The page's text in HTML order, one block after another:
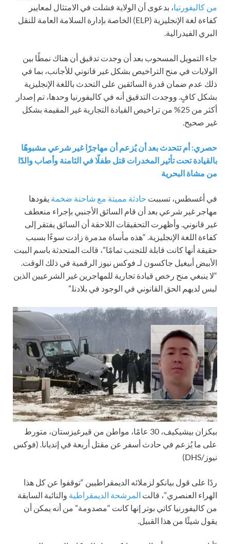
من كاليفورنيا، بدعوى أن الولاية فشلت في الامتثال لمعايير
كفاءة لغة الإنجليزية (ELP) الخاصة بإدارة السلامة العامة للنقل
البري الفيدرالية.
جاء التمويل المسحوب بعد أن وجدت تدقيق أن هناك نمطًا بين
الولايات في منح التراخيص بشكل غير قانوني للأجانب، بما في
ذلك عدم ضمان قدرة السائقين على التحدث باللغة الإنجليزية
بشكل كافٍ. ووجدت التدقيق أنه في كاليفورنيا وحدها، تم إصدار
أكثر من 25% من تراخيص القيادة التجارية غير المقيمة بشكل
غير صحيح.
حصري: أم تتحدث بعد أن يُزعم أن مهاجرًا غير شرعي مشبوهًا
بالقيادة تحت تأثير المخدرات قتل طفلًا في الثامنة وأصاب والدًا
من مشاة البحرية
في أغسطس، تسببت حادثة مميتة مع شاحنة ضخمة يقودها
مهاجر غير شرعي بعد أن قام السائق الأجنبي بإجراء منعطف
غير قانوني. وأظهرت التحقيقات اللاحقة أن السائق يفتقر إلى
كفاءة اللغة الإنجليزية. “هذه مأساة مدمرة زادت سوءًا بسبب
حقيقة أنها كانت قابلة للتجنب تمامًا”، قالت المتحدثة باسم البيت
الأبيض أبيغيل جاكسون لـ فوكس نيوز الرقمية في ذلك الوقت.
“لا ينبغي منح رخص قيادة تجارية للمهاجرين غير الشرعيين الذين
ليس لديهم الحق القانوني في الوجود في بلادنا.”
بيكزان بيشيكيف، 30 عامًا، مواطن من قيرغيزستان، متورط
على ما يُزعم في حادث أسفر عن مقتل أربعة في إنديانا. (فوكس
نيوز/DHS)
ردًا على قول بيانكو لزملائه الديمقراطيين “توقفوا عن كل هذا
الهراء العنصري”، قالت المرشحة الديمقراطية والنائبة السابقة
من كاليفورنيا كاتي بوتر إنها كانت “مصدومة” من أنه يمكن أن
يقول شيئًا من هذا القبيل.